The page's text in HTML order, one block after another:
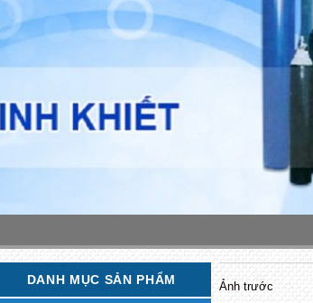
Ảnh trước
DANH MỤC SẢN PHẨM